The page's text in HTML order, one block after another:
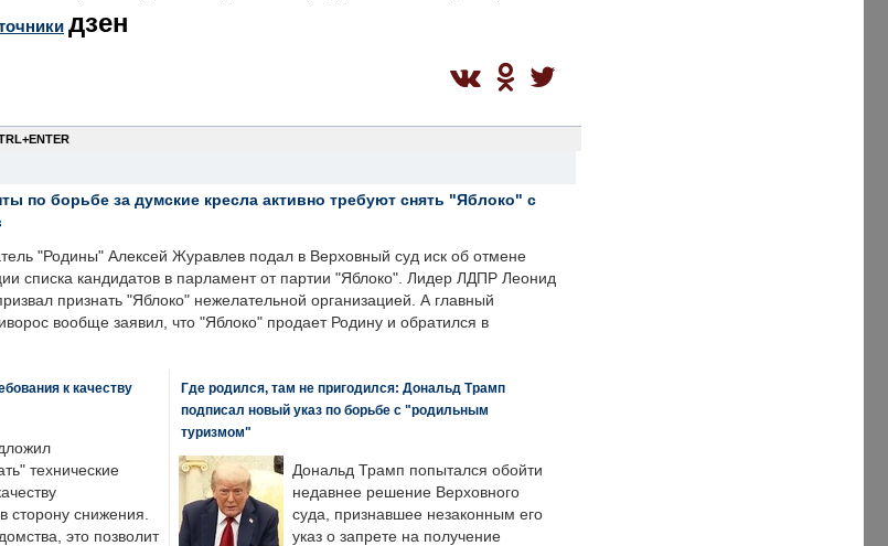
дзен
по борьбе за думские кресла активно требуют снять "Яблоко" с
"Родины" Алексей Журавлев подал в Верховный суд иск об отмене
списка кандидатов в парламент от партии "Яблоко". Лидер ЛДПР Леонид
признать "Яблоко" нежелательной организацией. А главный
вообще заявил, что "Яблоко" продает Родину и обратился в
к качеству
технические
сторону снижения.
это позволит
Где родился, там не пригодился: Дональд Трамп
подписал новый указ по борьбе с "родильным
туризмом"
Дональд Трамп попытался обойти
недавнее решение Верховного
суда, признавшее незаконным его
указ о запрете на получение